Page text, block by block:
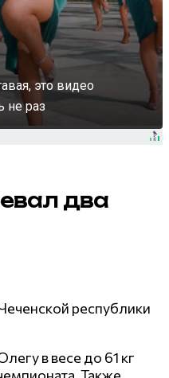
это видео
не раз
два
республики
в весе до 61 кг